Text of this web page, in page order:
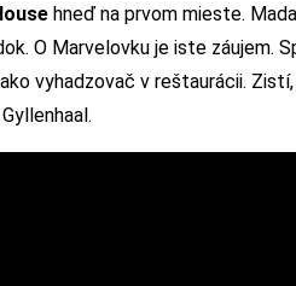
hneď na prvom mieste.
O Marvelovku je iste záujem.
vyhadzovač v reštaurácii.